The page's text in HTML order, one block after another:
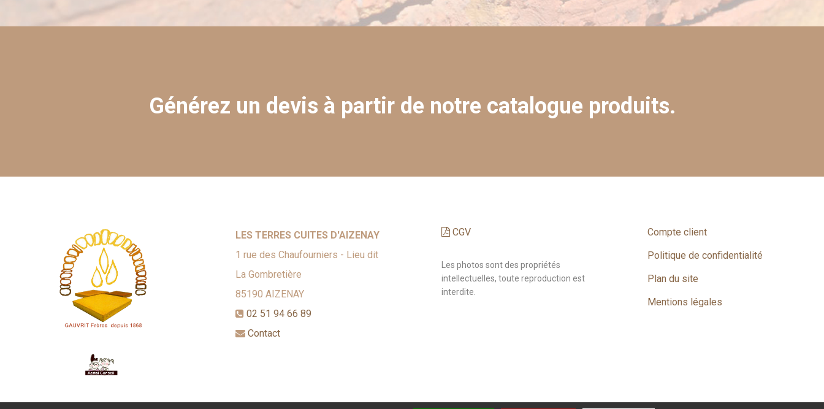
Générez un devis à partir de notre catalogue produits.
LES TERRES CUITES D'AIZENAY
1 rue des Chaufourniers - Lieu dit
La Gombretière
85190 AIZENAY
02 51 94 66 89
Contact
CGV
Les photos sont des propriétés
intellectuelles, toute reproduction est
interdite.
Compte client
Politique de confidentialité
Plan du site
Mentions légales